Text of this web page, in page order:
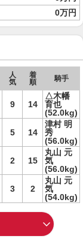
0万円
人
気
着
順
騎手
9 14
△木幡
育也
(52.0kg)
5 14
津村 明
秀
(56.0kg)
2 15
丸山 元
気
(56.0kg)
3 2
丸山 元
気
(54.0kg)